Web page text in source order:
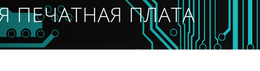
ПЕЧАТНАЯ ПЛАТА